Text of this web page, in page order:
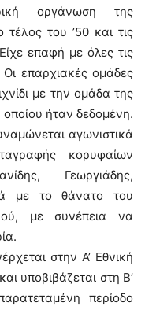
οργάνωση της
του ’50 και τις
επαφή με όλες τις
Οι επαρχιακές ομάδες
με την ομάδα της
οποίου ήταν δεδομένη.
αγωνιστικά
κορυφαίων
Γεωργιάδης,
με το θάνατο του
με συνέπεια να
στην Α’ Εθνική
υποβιβάζεται στη Β’
περίοδο